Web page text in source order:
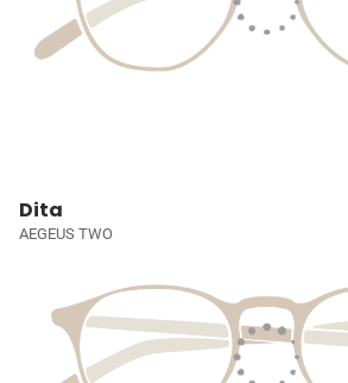
Dita
AEGEUS TWO